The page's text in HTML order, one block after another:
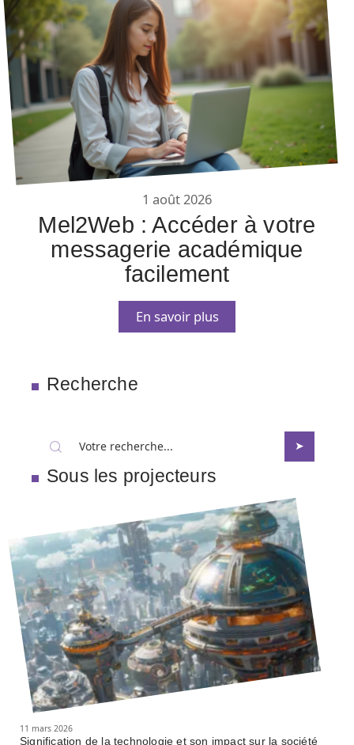
1 août 2026
Mel2Web : Accéder à votre
messagerie académique
facilement
En savoir plus
Recherche
Sous les projecteurs
11 mars 2026
Signification de la technologie et son impact sur la société